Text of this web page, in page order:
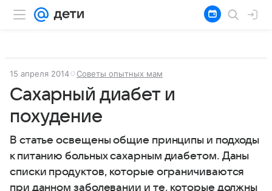
15 апреля 2014 Советы опытных мам
Сахарный диабет и
похудение
В статье освещены общие принципы и подходы
к питанию больных сахарным диабетом. Даны
списки продуктов, которые ограничиваются
при данном заболевании и те, которые должны